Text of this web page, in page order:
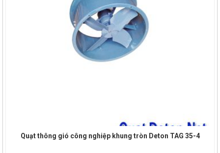
Quạt thông gió công nghiệp khung tròn Deton TAG 35-4